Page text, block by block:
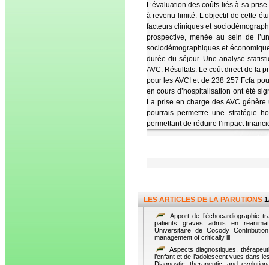
L’évaluation des coûts liés à sa
à revenu limité. L’objectif de cette
facteurs cliniques et
prospective, menée au sein de
sociodémographiques et
durée du séjour. Une analyse
AVC. Résultats. Le coût direct de la
pour les AVCI et de 238 257 Fcfa
en cours d’hospitalisation ont été
La prise en charge des AVC
pourrais permettre une stratégie
permettant de réduire l’impact
LES ARTICLES DE LA PARUTIONS
Apport de l’échocardiographie
patients graves admis en
Universitaire de Cocody
management of critically ill
Aspects diagnostiques,
l’enfant et de l’adolescent vues dans